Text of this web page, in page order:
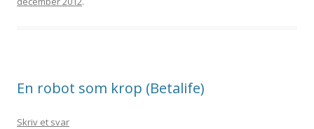
En robot som krop (Betalife)
Skriv et svar